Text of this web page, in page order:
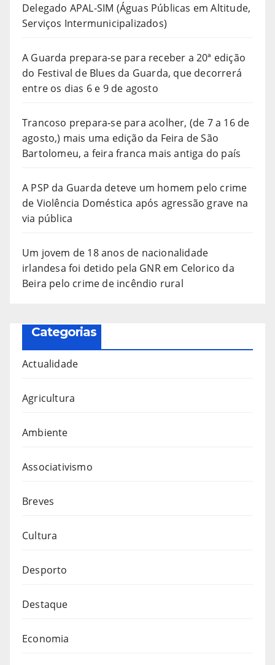
Delegado APAL-SIM (Águas Públicas em Altitude,
Serviços Intermunicipalizados)
A Guarda prepara-se para receber a 20ª edição
do Festival de Blues da Guarda, que decorrerá
entre os dias 6 e 9 de agosto
Trancoso prepara-se para acolher, (de 7 a 16 de
agosto,) mais uma edição da Feira de São
Bartolomeu, a feira franca mais antiga do país
A PSP da Guarda deteve um homem pelo crime
de Violência Doméstica após agressão grave na
via pública
Um jovem de 18 anos de nacionalidade
irlandesa foi detido pela GNR em Celorico da
Beira pelo crime de incêndio rural
Categorias
Actualidade
Agricultura
Ambiente
Associativismo
Breves
Cultura
Desporto
Destaque
Economia